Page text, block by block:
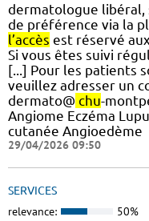
dermatologue
de préférence via la
l’accès est réservé
Si vous êtes suivi
[...] Pour les patients
veuillez adresser un
dermato@ chu-
Angiome Eczéma
cutanée Angioedème
29/04/2026 09:50
SERVICES
relevance: 50%